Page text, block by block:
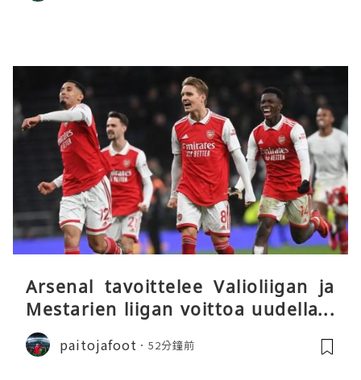
Arsenal tavoittelee Valioliigan ja
Mestarien liigan voittoa uudella k
audella
paitojafoot 52分鐘前